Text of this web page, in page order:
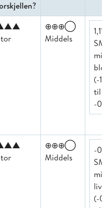
⊕⊕⊕◯
Middels
1,11
(-
til
-
⊕⊕⊕◯
Middels
-
(-